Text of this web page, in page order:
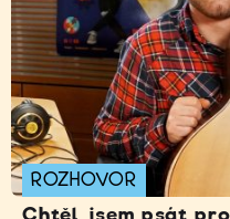
ROZHOVOR